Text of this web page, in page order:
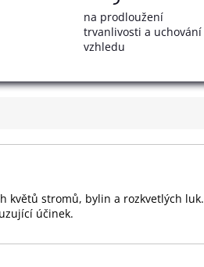
na prodloužení
trvanlivosti a uchování
vzhledu
květů stromů, bylin a rozkvetlých luk.
účinek.